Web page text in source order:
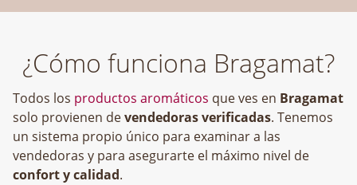
¿Cómo funciona Bragamat?
Todos los productos aromáticos que ves en Bragamat
solo provienen devendedoras verificadas. Tenemos
un sistema propio único para examinar a las
vendedoras y para asegurarte el máximo nivel de
confort y calidad.